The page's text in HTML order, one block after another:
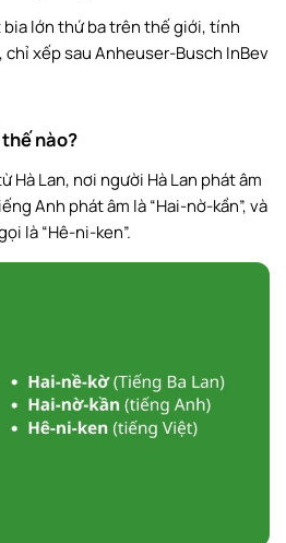
bia lớn thứ ba trên thế giới, tính
xếp sau Anheuser-Busch InBev
nào?
Hà Lan, nơi người Hà Lan phát âm
Anh phát âm là “Hai-nờ-kần”, và
là “Hê-ni-ken”.